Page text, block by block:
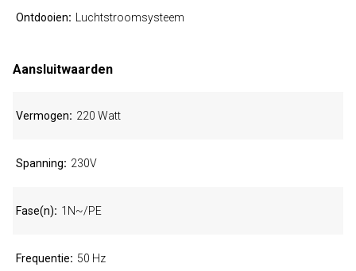
Ontdooien Luchtstroomsysteem
Aansluitwaarden
Vermogen 220 Watt
Spanning 230V
Fase(n) 1N~/PE
Frequentie 50 Hz